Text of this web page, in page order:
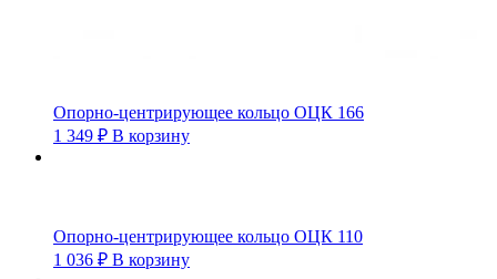
Опорно-центрирующее кольцо ОЦК 166
1 349 ₽ В корзину
Опорно-центрирующее кольцо ОЦК 110
1 036 ₽ В корзину